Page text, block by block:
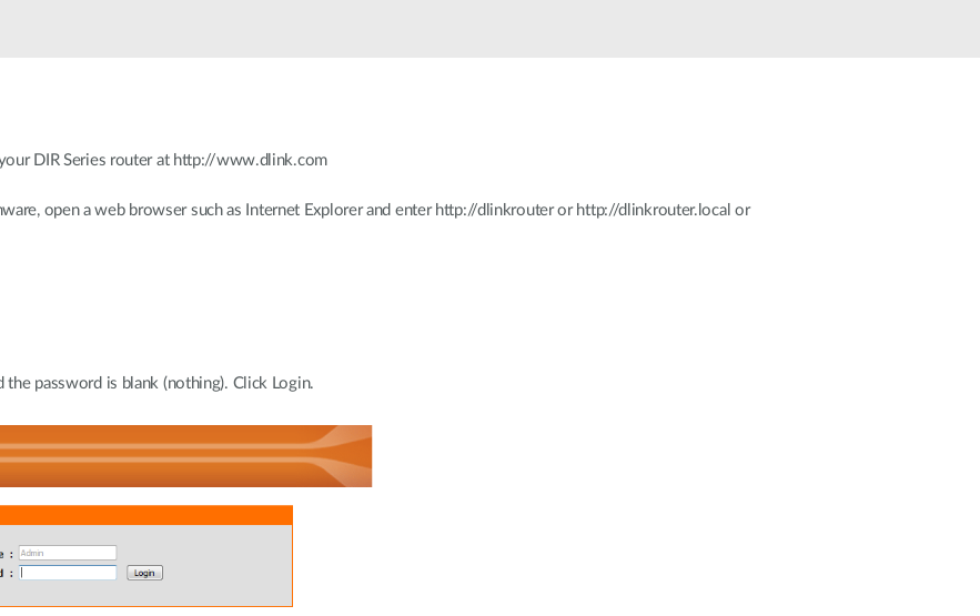
DIR Series router at http://www.dlink.com
open a web browser such as Internet Explorer and enter http://dlinkrouter or http://dlinkrouter.local or
the password is blank (nothing). Click Login.